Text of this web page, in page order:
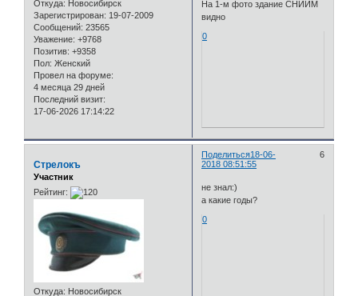
Откуда: Новосибирск
Зарегистрирован: 19-07-2009
Сообщений: 23565
Уважение: +9768
Позитив: +9358
Пол: Женский
Провел на форуме:
4 месяца 29 дней
Последний визит:
17-06-2026 17:14:22
На 1-м фото здание СНИИМ
видно
0
Поделиться 6
18-06-
2018 08:51:55
Стрелокъ
Участник
Рейтинг:
Откуда: Новосибирск
не знал:)
а какие годы?
0